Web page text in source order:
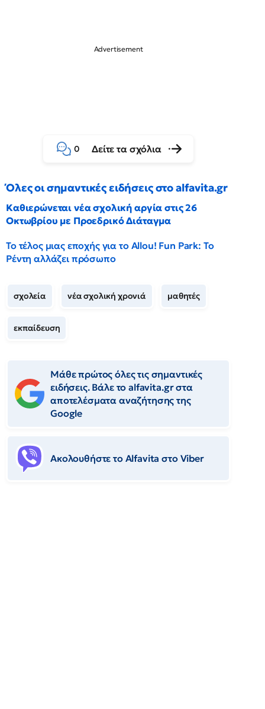
0 Δείτε τα σχόλια
Όλες οι σημαντικές ειδήσεις στο alfavita.gr
Καθιερώνεται νέα σχολική αργία στις 26
Οκτωβρίου με Προεδρικό Διάταγμα
Το τέλος μιας εποχής για το Allou! Fun Park: Το
Ρέντη αλλάζει πρόσωπο
σχολεία νέα σχολική χρονιά μαθητές
εκπαίδευση
Μάθε πρώτος όλες τις σημαντικές
ειδήσεις. Βάλε το alfavita.gr στα
αποτελέσματα αναζήτησης της
Google
Ακολουθήστε το Αlfavita στο Viber